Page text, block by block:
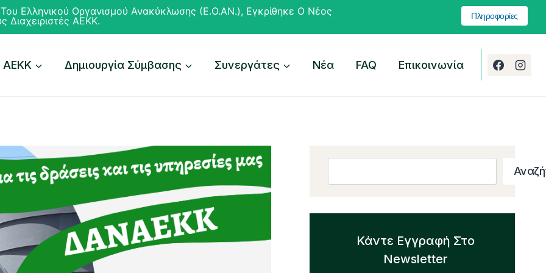
ΑΕΚΚ Δημιουργία Σύμβασης Συνεργάτες Νέα FAQ Επικοινωνία
Κάντε Εγγραφή Στο
Newsletter
Ελληνικού Οργανισμού Ανακύκλωσης (Ε.Ο.ΑΝ.), Εγκρίθηκε Ο Νέος
Διαχειριστές ΑΕΚΚ.
Πληροφορίες